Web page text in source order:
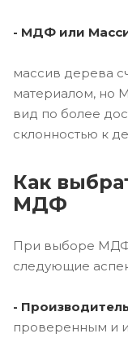
- МДФ или
массив дерева
материалом, но
вид по более
склонностью к
Как
МДФ
При выборе МДФ
следующие
-
проверенным и